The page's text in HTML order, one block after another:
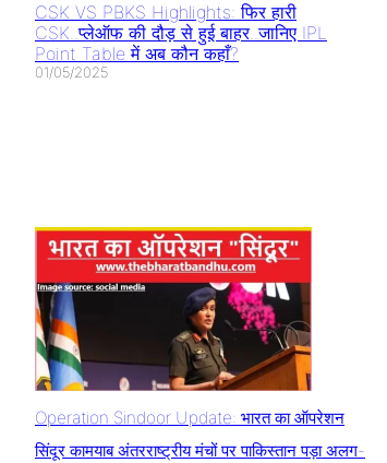
CSK VS PBKS Highlights: फिर हारी
CSK..प्लेऑफ की दौड़ से हुई बाहर..जानिए IPL
Point Table में अब कौन कहाँ?
01/05/2025
Operation Sindoor Update: भारत का ऑपरेशन
सिंदूर कामयाब अंतरराष्ट्रीय मंचों पर पाकिस्तान पड़ा अलग-